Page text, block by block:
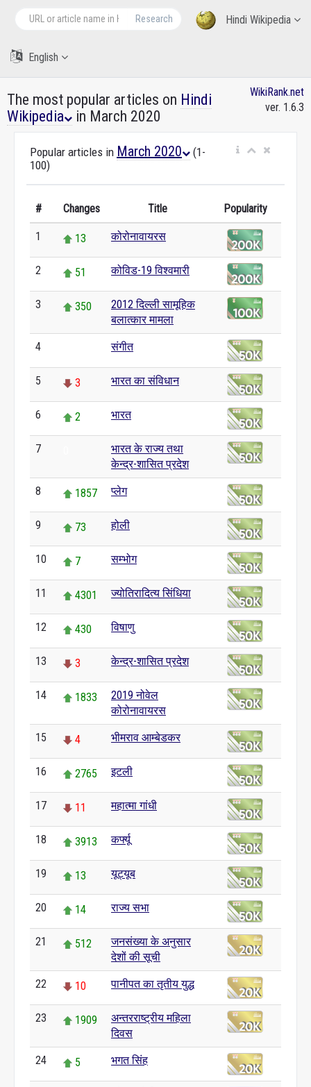
Hindi Wikipedia
Research
English
The most popular articles on Hindi
Wikipedia
in March 2020
WikiRank.net
ver. 1.6.3
Popular articles in March 2020
(1-
100)
# Changes Title Popularity
1 13 कोरोनावायरस
2 51 कोविड-19 विश्वमारी
3 350
2012 दिल्ली सामूहिक
बलात्कार मामला
4 संगीत
5 3 भारत का संविधान
6 2 भारत
7
भारत के राज्य तथा
केन्द्र-शासित प्रदेश
8 1857 प्लेग
9 73 होली
10 7 सम्भोग
11 4301 ज्योतिरादित्य सिंधिया
12 430 विषाणु
13 3 केन्द्र-शासित प्रदेश
14 1833
2019 नोवेल
कोरोनावायरस
15 4 भीमराव आम्बेडकर
16 2765 इटली
17 11 महात्मा गांधी
18 3913 कर्फ्यू
19 13 यूट्यूब
20 14 राज्य सभा
21 512
जनसंख्या के अनुसार
देशों की सूची
22 10 पानीपत का तृतीय युद्ध
23 1909
अन्तरराष्ट्रीय महिला
दिवस
24 5 भगत सिंह